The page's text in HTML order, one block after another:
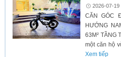
2026-07-19
CĂN GÓC
HƯỚNG
63M² TẦNG
một căn hộ
Xem tiếp